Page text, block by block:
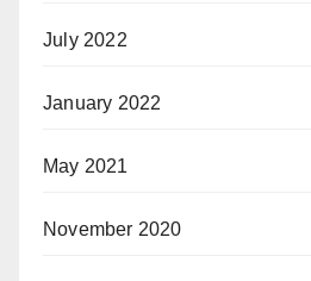
July 2022
January 2022
May 2021
November 2020